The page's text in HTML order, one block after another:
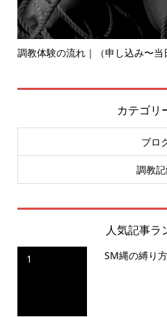
調教体験の流れ｜（申し込み〜当
カテゴリ
ブロ
調教
人気記事ラ
1 SM縄の縛り